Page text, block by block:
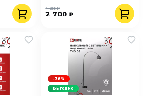
2 700₽
4 450 ₽
-38%
Выгодно